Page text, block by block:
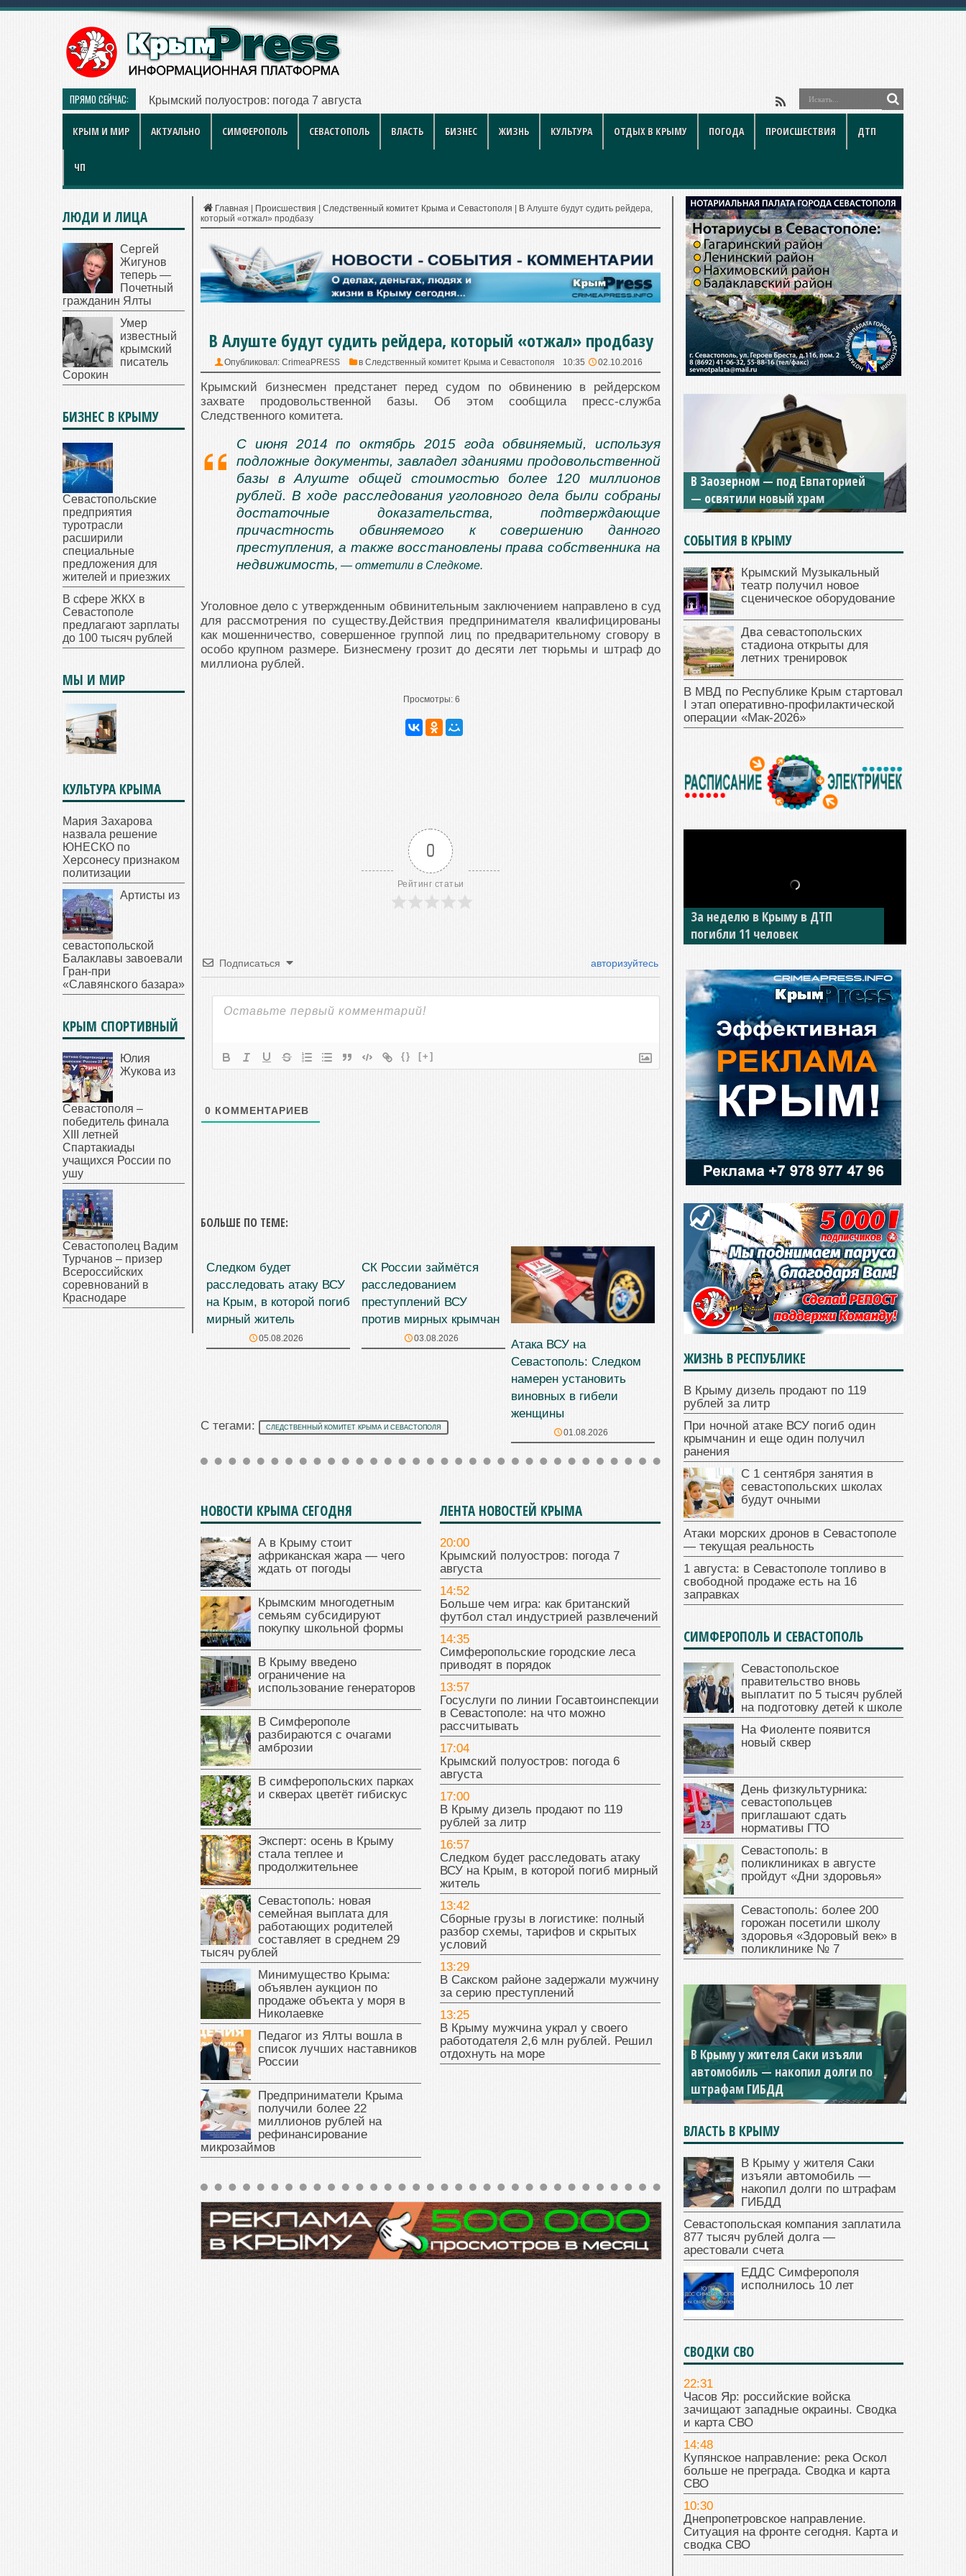
ПРЯМО СЕЙЧАС: Больше чем игра: как британский футбол стал
КРЫМ И МИР АКТУАЛЬНО СИМФЕРОПОЛЬ СЕВАСТОПОЛЬ ВЛАСТЬ БИЗНЕС ЖИЗНЬ КУЛЬТУРА ОТДЫХ В КРЫМУ ПОГОДА ПРОИСШЕСТВИЯ ДТП
ЧП
Главная Происшествия Следственный комитет Крыма и Севастополя
В Алуште будут судить рейдера,
который «отжал» продбазу
В Алуште будут судить рейдера, который «отжал» продбазу
Опубликовал: CrimeaPRESS в Следственный комитет Крыма и Севастополя 10:35 02.10.2016
Крымский бизнесмен предстанет перед судом по обвинению в рейдерском
захвате продовольственной базы. Об этом сообщила пресс-служба
Следственного комитета.
С июня 2014 по октябрь 2015 года обвиняемый, используя
подложные документы, завладел зданиями продовольственной
базы в Алуште общей стоимостью более 120 миллионов
рублей. В ходе расследования уголовного дела были собраны
достаточные доказательства, подтверждающие
причастность обвиняемого к совершению данного
преступления, а также восстановлены права собственника на
недвижимость, — отметили в Следкоме.
Уголовное дело с утвержденным обвинительным заключением направлено в суд
для рассмотрения по существу.Действия предпринимателя квалифицированы
как мошенничество, совершенное группой лиц по предварительному сговору в
особо крупном размере. Бизнесмену грозит до десяти лет тюрьмы и штраф до
миллиона рублей.
Просмотры: 6
0
Рейтинг статьи
Подписаться авторизуйтесь
{} [+]
0 КОММЕНТАРИЕВ
БОЛЬШЕ ПО ТЕМЕ:
Следком будет
расследовать атаку ВСУ
на Крым, в которой погиб
мирный житель
05.08.2026
СК России займётся
расследованием
преступлений ВСУ
против мирных крымчан
03.08.2026
Атака ВСУ на
Севастополь: Следком
намерен установить
виновных в гибели
женщины
01.08.2026
С тегами: СЛЕДСТВЕННЫЙ КОМИТЕТ КРЫМА И СЕВАСТОПОЛЯ
НОВОСТИ КРЫМА СЕГОДНЯ
А в Крыму стоит
африканская жара — чего
ждать от погоды
Крымским многодетным
семьям субсидируют
покупку школьной формы
В Крыму введено
ограничение на
использование генераторов
В Симферополе
разбираются с очагами
амброзии
В симферопольских парках
и скверах цветёт гибискус
Эксперт: осень в Крыму
стала теплее и
продолжительнее
Севастополь: новая
семейная выплата для
работающих родителей
составляет в среднем 29
тысяч рублей
Минимущество Крыма:
объявлен аукцион по
продаже объекта у моря в
Николаевке
Педагог из Ялты вошла в
список лучших наставников
России
Предприниматели Крыма
получили более 22
миллионов рублей на
рефинансирование
микрозаймов
ЛЕНТА НОВОСТЕЙ КРЫМА
20:00
Крымский полуостров: погода 7
августа
14:52
Больше чем игра: как британский
футбол стал индустрией развлечений
14:35
Симферопольские городские леса
приводят в порядок
13:57
Госуслуги по линии Госавтоинспекции
в Севастополе: на что можно
рассчитывать
17:04
Крымский полуостров: погода 6
августа
17:00
В Крыму дизель продают по 119
рублей за литр
16:57
Следком будет расследовать атаку
ВСУ на Крым, в которой погиб мирный
житель
13:42
Сборные грузы в логистике: полный
разбор схемы, тарифов и скрытых
условий
13:29
В Сакском районе задержали мужчину
за серию преступлений
13:25
В Крыму мужчина украл у своего
работодателя 2,6 млн рублей. Решил
отдохнуть на море
ЛЮДИ И ЛИЦА
Сергей
Жигунов
теперь —
Почетный
гражданин Ялты
Умер
известный
крымский
писатель
Сорокин
БИЗНЕС В КРЫМУ
Севастопольские
предприятия
туротрасли
расширили
специальные
предложения для
жителей и приезжих
В сфере ЖКХ в
Севастополе
предлагают зарплаты
до 100 тысяч рублей
МЫ И МИР
КУЛЬТУРА КРЫМА
Мария Захарова
назвала решение
ЮНЕСКО по
Херсонесу признаком
политизации
Артисты из
севастопольской
Балаклавы завоевали
Гран-при
«Славянского базара»
КРЫМ СПОРТИВНЫЙ
Юлия
Жукова из
Севастополя –
победитель финала
XIII летней
Спартакиады
учащихся России по
ушу
Севастополец Вадим
Турчанов – призер
Всероссийских
соревнований в
Краснодаре
В Заозерном — под Евпаторией
— освятили новый храм
СОБЫТИЯ В КРЫМУ
Крымский Музыкальный
театр получил новое
сценическое оборудование
Два севастопольских
стадиона открыты для
летних тренировок
В МВД по Республике Крым стартовал
I этап оперативно‑профилактической
операции «Мак‑2026»
За неделю в Крыму в ДТП
погибли 11 человек
ЖИЗНЬ В РЕСПУБЛИКЕ
В Крыму дизель продают по 119
рублей за литр
При ночной атаке ВСУ погиб один
крымчанин и еще один получил
ранения
С 1 сентября занятия в
севастопольских школах
будут очными
Атаки морских дронов в Севастополе
— текущая реальность
1 августа: в Севастополе топливо в
свободной продаже есть на 16
заправках
СИМФЕРОПОЛЬ И СЕВАСТОПОЛЬ
Севастопольское
правительство вновь
выплатит по 5 тысяч рублей
на подготовку детей к школе
На Фиоленте появится
новый сквер
День физкультурника:
севастопольцев
приглашают сдать
нормативы ГТО
Севастополь: в
поликлиниках в августе
пройдут «Дни здоровья»
Севастополь: более 200
горожан посетили школу
здоровья «Здоровый век» в
поликлинике № 7
В Крыму у жителя Саки изъяли
автомобиль — накопил долги по
штрафам ГИБДД
ВЛАСТЬ В КРЫМУ
В Крыму у жителя Саки
изъяли автомобиль —
накопил долги по штрафам
ГИБДД
Севастопольская компания заплатила
877 тысяч рублей долга —
арестовали счета
ЕДДС Симферополя
исполнилось 10 лет
СВОДКИ СВО
22:31
Часов Яр: российские войска
зачищают западные окраины. Сводка
и карта СВО
14:48
Купянское направление: река Оскол
больше не преграда. Сводка и карта
СВО
10:30
Днепропетровское направление.
Ситуация на фронте сегодня. Карта и
сводка СВО